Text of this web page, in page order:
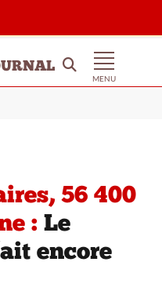
MENU
56 400
: Le
encore